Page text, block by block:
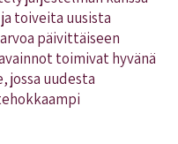
toiveita uusista
päivittäiseen
toimivat hyvänä
jossa uudesta